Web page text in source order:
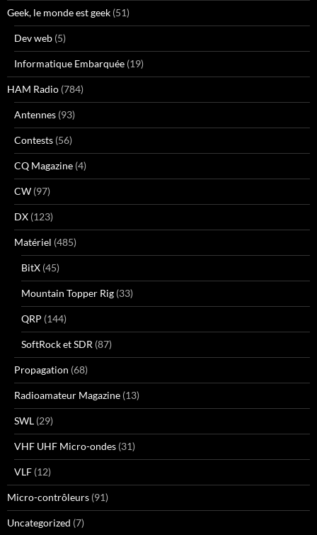
Geek, le monde est geek (51)
Dev web (5)
Informatique Embarquée (19)
HAM Radio (784)
Antennes (93)
Contests (56)
CQ Magazine (4)
CW (97)
DX (123)
Matériel (485)
BitX (45)
Mountain Topper Rig (33)
QRP (144)
SoftRock et SDR (87)
Propagation (68)
Radioamateur Magazine (13)
SWL (29)
VHF UHF Micro-ondes (31)
VLF (12)
Micro-contrôleurs (91)
Uncategorized (7)